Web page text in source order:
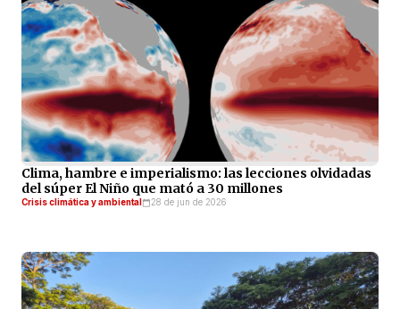
Clima, hambre e imperialismo: las lecciones olvidadas
del súper El Niño que mató a 30 millones
Crisis climática y ambiental 28 de jun de 2026